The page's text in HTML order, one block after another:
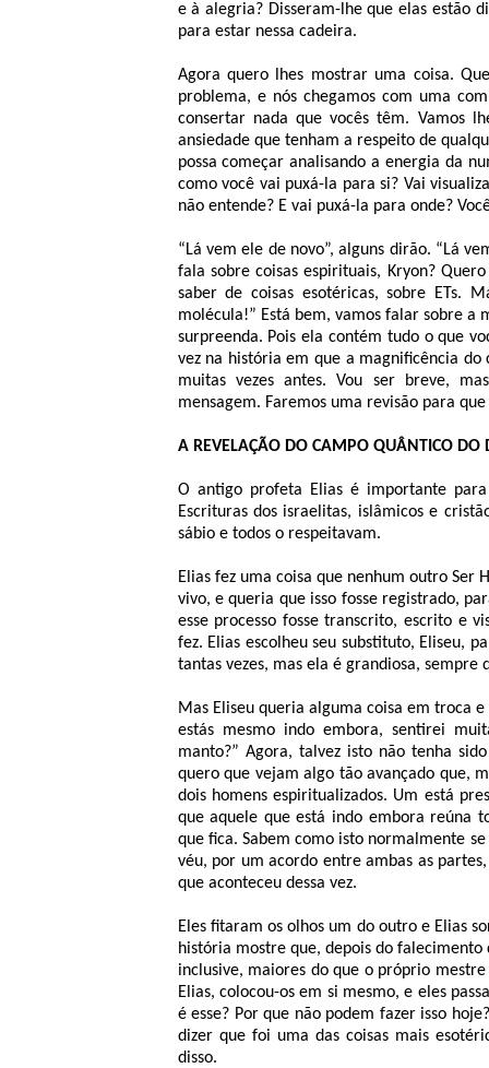
e à alegria? Disseram-lhe que elas estão
para estar nessa cadeira.
Agora quero lhes mostrar uma coisa.
problema, e nós chegamos com uma
consertar nada que vocês têm. Vamos
ansiedade que tenham a respeito de
possa começar analisando a energia da
como você vai puxá-la para si? Vai
não entende? E vai puxá-la para onde?
“Lá vem ele de novo”, alguns dirão. “Lá
fala sobre coisas espirituais, Kryon?
saber de coisas esotéricas, sobre ETs.
molécula!” Está bem, vamos falar sobre a
surpreenda. Pois ela contém tudo o que
vez na história em que a magnificência
muitas vezes antes. Vou ser breve,
mensagem. Faremos uma revisão para
A REVELAÇÃO DO CAMPO QUÂNTICO
O antigo profeta Elias é importante
Escrituras dos israelitas, islâmicos e
sábio e todos o respeitavam.
Elias fez uma coisa que nenhum outro Ser
vivo, e queria que isso fosse registrado,
esse processo fosse transcrito, escrito e
fez. Elias escolheu seu substituto, Eliseu,
tantas vezes, mas ela é grandiosa, sempre
Mas Eliseu queria alguma coisa em troca
estás mesmo indo embora, sentirei
manto?” Agora, talvez isto não tenha
quero que vejam algo tão avançado que,
dois homens espiritualizados. Um está
que aquele que está indo embora reúna
que fica. Sabem como isto normalmente
véu, por um acordo entre ambas as
que aconteceu dessa vez.
Eles fitaram os olhos um do outro e Elias
história mostre que, depois do falecimento
inclusive, maiores do que o próprio
Elias, colocou-os em si mesmo, e eles
é esse? Por que não podem fazer isso
dizer que foi uma das coisas mais
disso.